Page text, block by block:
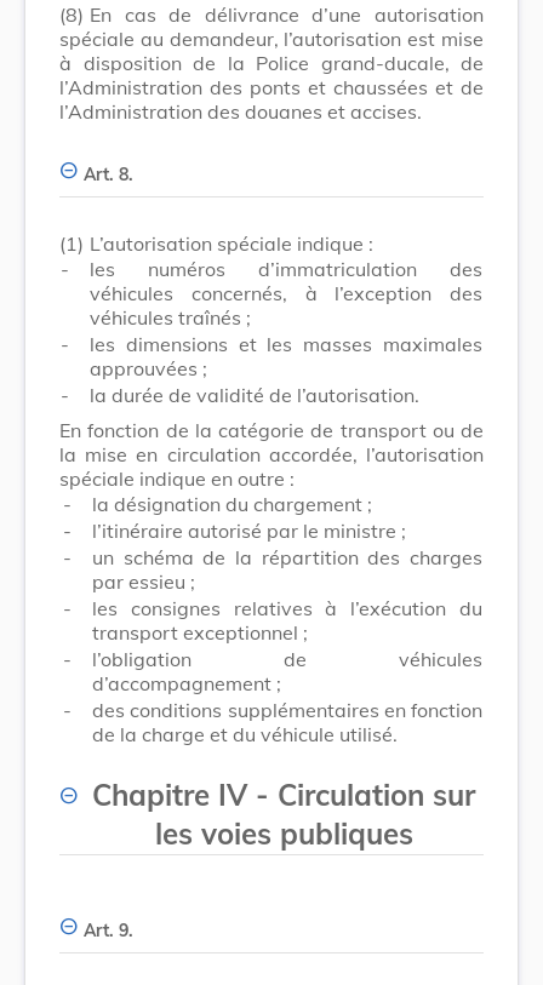
(8) En cas de délivrance d’une autorisation
spéciale au demandeur, l’autorisation est mise
à disposition de la Police grand-ducale, de
l’Administration des ponts et chaussées et de
l’Administration des douanes et accises.
Art. 8.
(1) L’autorisation spéciale indique :
-
les numéros d’immatriculation des
véhicules concernés, à l’exception des
véhicules traînés ;
-
les dimensions et les masses maximales
approuvées ;
-
la durée de validité de l’autorisation.
En fonction de la catégorie de transport ou de
la mise en circulation accordée, l’autorisation
spéciale indique en outre :
-
la désignation du chargement ;
-
l’itinéraire autorisé par le ministre ;
-
un schéma de la répartition des charges
par essieu ;
-
les consignes relatives à l’exécution du
transport exceptionnel ;
-
l’obligation de véhicules
d’accompagnement ;
-
des conditions supplémentaires en fonction
de la charge et du véhicule utilisé.
Chapitre IV - Circulation sur
les voies publiques
Art. 9.